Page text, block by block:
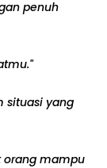
penuh
situasi yang
orang mampu